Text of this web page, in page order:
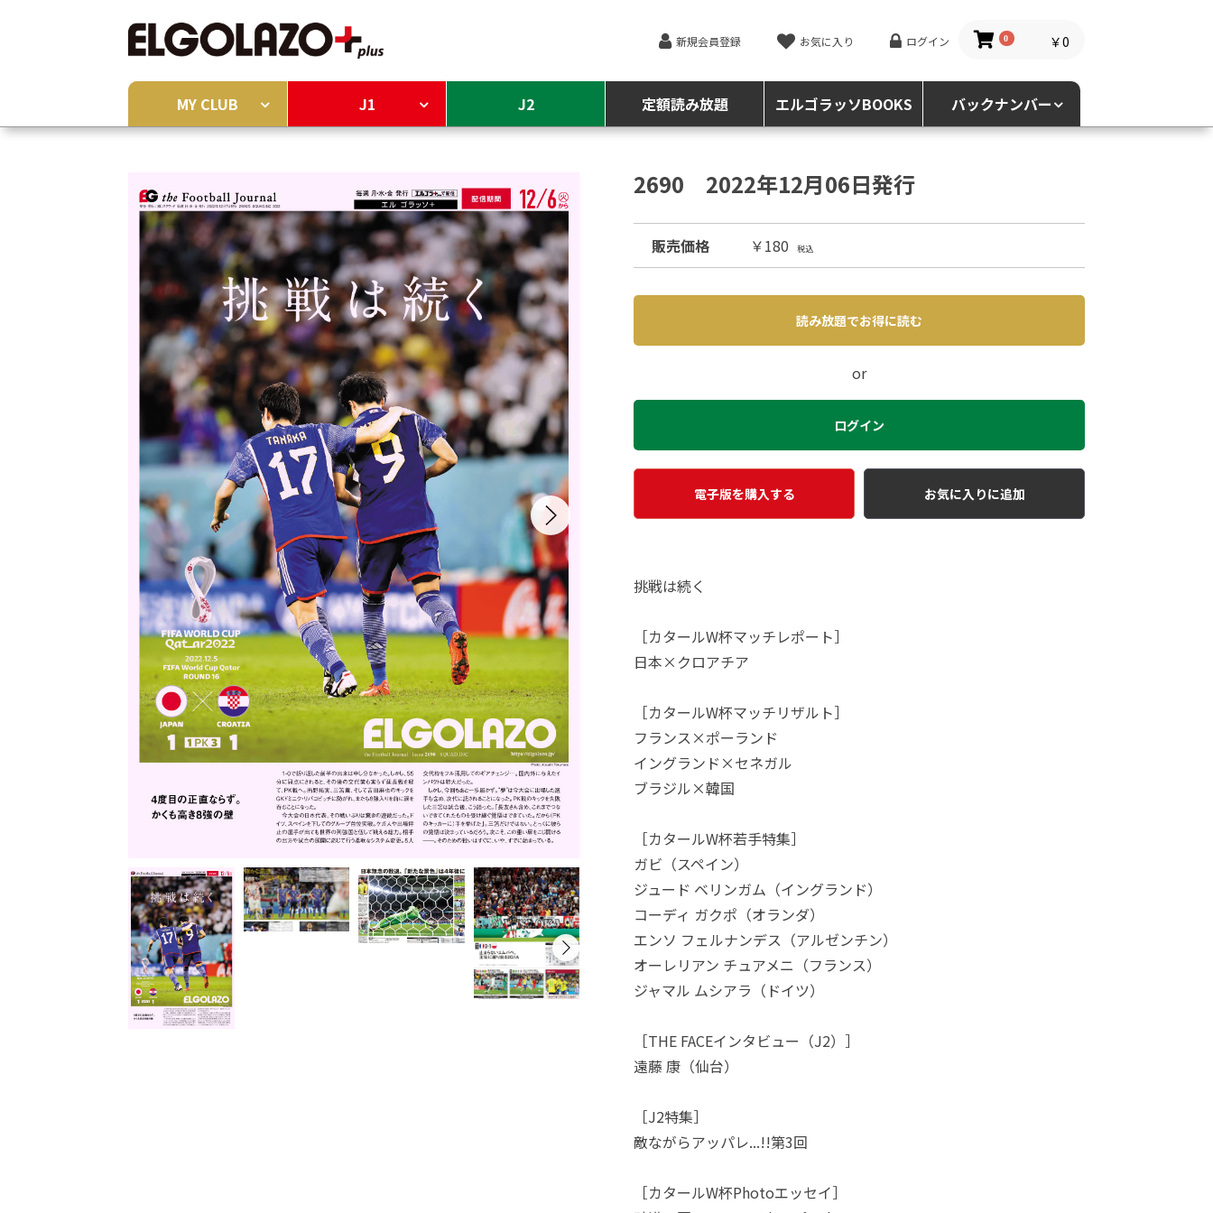
新規会員登録 お気に入り ログイン 0 ￥0
MY CLUB J1 J2 定額読み放題 エルゴラッソBOOKS バックナンバー
2690 2022年12月06日発行
販売価格 ￥180 税込
読み放題でお得に読む
or
ログイン
電子版を購入する お気に入りに追加
挑戦は続く
［カタールW杯マッチレポート］
日本×クロアチア
［カタールW杯マッチリザルト］
フランス×ポーランド
イングランド×セネガル
ブラジル×韓国
［カタールW杯若手特集］
ガビ（スペイン）
ジュード ベリンガム（イングランド）
コーディ ガクポ（オランダ）
エンソ フェルナンデス（アルゼンチン）
オーレリアン チュアメニ（フランス）
ジャマル ムシアラ（ドイツ）
［THE FACEインタビュー（J2）］
遠藤 康（仙台）
［J2特集］
敵ながらアッパレ...!!第3回
［カタールW杯Photoエッセイ］